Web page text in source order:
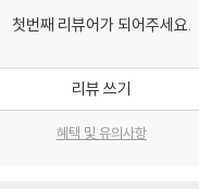
첫번째 리뷰어가 되어주세요.
리뷰 쓰기
혜택 및 유의사항